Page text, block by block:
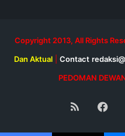
Copyright 2013, All Rights
Dan Aktual
Contact
PEDOMAN
RSS